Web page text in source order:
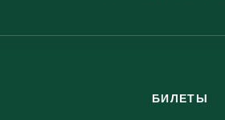
БИЛЕТЫ